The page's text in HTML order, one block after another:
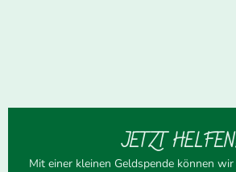
JETZT
Mit einer kleinen Geldspende können